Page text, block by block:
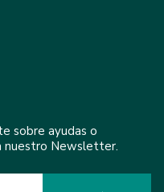
sobre ayudas o
nuestro Newsletter.